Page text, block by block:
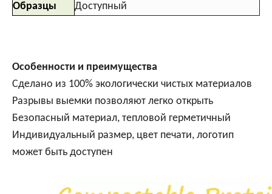
Образцы
Доступный
Особенности и преимущества
Сделано из 100% экологически чистых материалов
Разрывы выемки позволяют легко открыть
Безопасный материал, тепловой герметичный
Индивидуальный размер, цвет печати, логотип
может быть доступен